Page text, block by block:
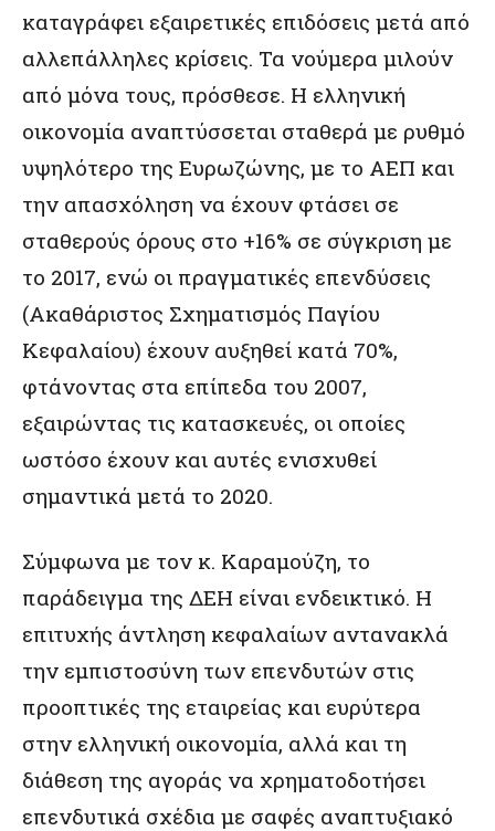
καταγράφει εξαιρετικές επιδόσεις μετά από
αλλεπάλληλες κρίσεις. Τα νούμερα μιλούν
από μόνα τους, πρόσθεσε. Η ελληνική
οικονομία αναπτύσσεται σταθερά με ρυθμό
υψηλότερο της Ευρωζώνης, με το ΑΕΠ και
την απασχόληση να έχουν φτάσει σε
σταθερούς όρους στο +16% σε σύγκριση με
το 2017, ενώ οι πραγματικές επενδύσεις
(Ακαθάριστος Σχηματισμός Παγίου
Κεφαλαίου) έχουν αυξηθεί κατά 70%,
φτάνοντας στα επίπεδα του 2007,
εξαιρώντας τις κατασκευές, οι οποίες
ωστόσο έχουν και αυτές ενισχυθεί
σημαντικά μετά το 2020.
Σύμφωνα με τον κ. Καραμούζη, το
παράδειγμα της ΔΕΗ είναι ενδεικτικό. Η
επιτυχής άντληση κεφαλαίων αντανακλά
την εμπιστοσύνη των επενδυτών στις
προοπτικές της εταιρείας και ευρύτερα
στην ελληνική οικονομία, αλλά και τη
διάθεση της αγοράς να χρηματοδοτήσει
επενδυτικά σχέδια με σαφές αναπτυξιακό